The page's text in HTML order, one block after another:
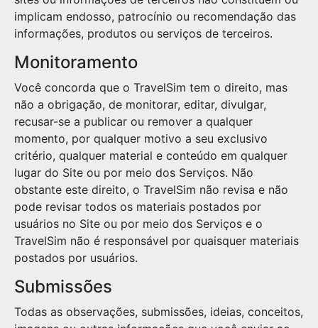
implicam endosso, patrocínio ou recomendação das
informações, produtos ou serviços de terceiros.
Monitoramento
Você concorda que o TravelSim tem o direito, mas
não a obrigação, de monitorar, editar, divulgar,
recusar-se a publicar ou remover a qualquer
momento, por qualquer motivo a seu exclusivo
critério, qualquer material e conteúdo em qualquer
lugar do Site ou por meio dos Serviços. Não
obstante este direito, o TravelSim não revisa e não
pode revisar todos os materiais postados por
usuários no Site ou por meio dos Serviços e o
TravelSim não é responsável por quaisquer materiais
postados por usuários.
Submissões
Todas as observações, submissões, ideias, conceitos,